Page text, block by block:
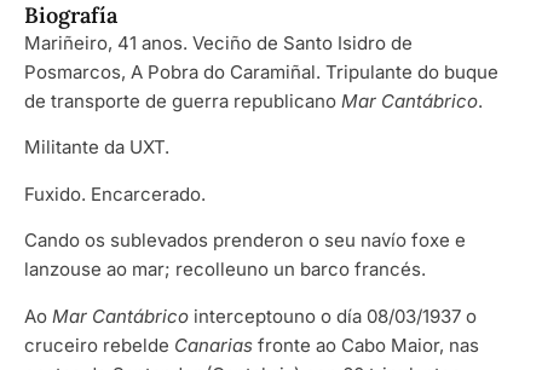
Biografía
Mariñeiro, 41 anos. Veciño de Santo Isidro de
Posmarcos, A Pobra do Caramiñal. Tripulante do buque
de transporte de guerra republicano Mar Cantábrico.
Militante da UXT.
Fuxido. Encarcerado.
Cando os sublevados prenderon o seu navío foxe e
lanzouse ao mar; recolleuno un barco francés.
Ao Mar Cantábrico interceptouno o día 08/03/1937 o
cruceiro rebelde Canarias fronte ao Cabo Maior, nas